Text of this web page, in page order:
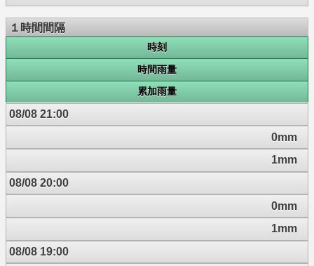
１時間間隔
時刻
時間雨量
累加雨量
08/08 21:00
0mm
1mm
08/08 20:00
0mm
1mm
08/08 19:00